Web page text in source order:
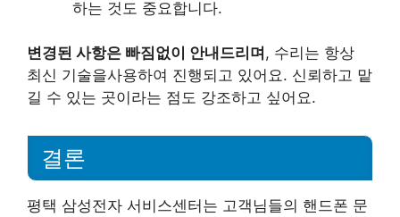
하는 것도 중요합니다.
변경된 사항은 빠짐없이 안내드리며 , 수리는 항상
최신 기술을사용하여 진행되고 있어요. 신뢰하고 맡
길 수 있는 곳이라는 점도 강조하고 싶어요.
결론
평택 삼성전자 서비스센터는 고객님들의 핸드폰 문